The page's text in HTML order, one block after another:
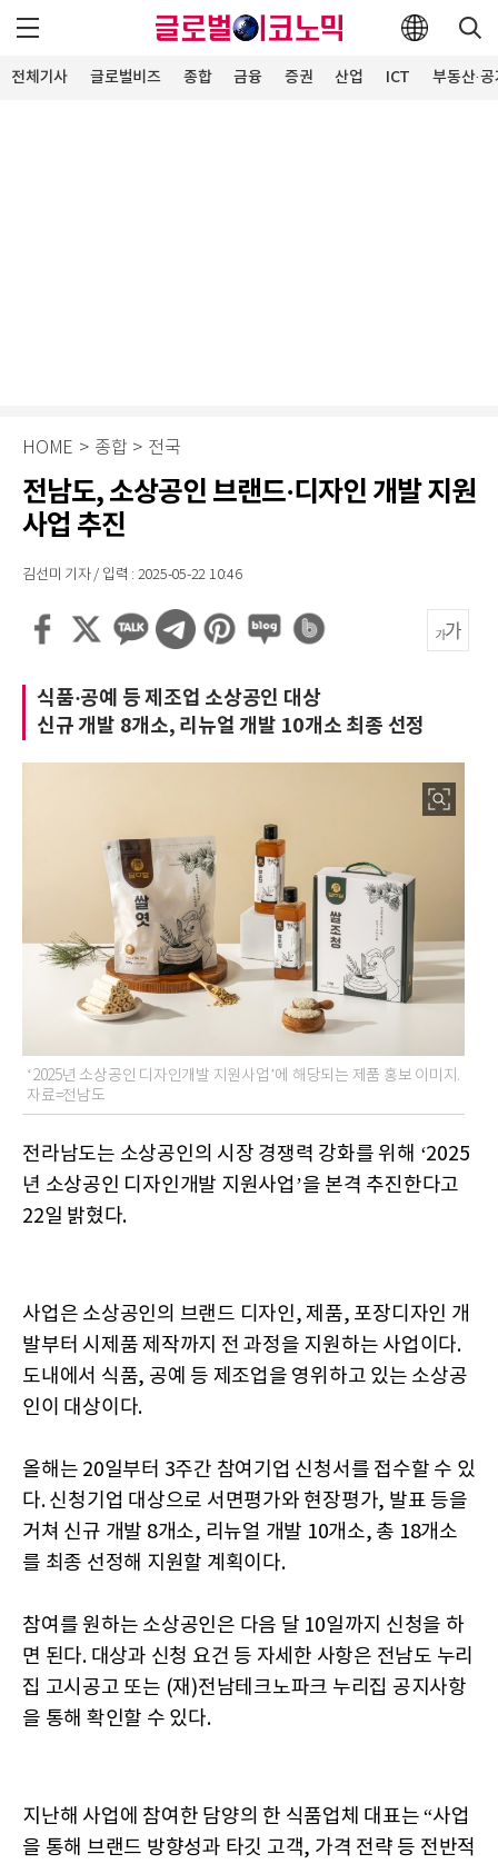
전체기사 글로벌비즈 종합 금융 증권 산업 ICT 부동산·
HOME > 종합 > 전국
전남도, 소상공인 브랜드·디자인 개발 지원
사업 추진
김선미 기자 / 입력 : 2025-05-22 10:46
식품·공예 등 제조업 소상공인 대상
신규 개발 8개소, 리뉴얼 개발 10개소 최종 선정
‘2025년 소상공인 디자인개발 지원사업’에 해당되는 제품 홍보 이미지.
자료=전남도
전라남도는 소상공인의 시장 경쟁력 강화를 위해 ‘2025
년 소상공인 디자인개발 지원사업’을 본격 추진한다고
22일 밝혔다.
사업은 소상공인의 브랜드 디자인, 제품, 포장디자인 개
발부터 시제품 제작까지 전 과정을 지원하는 사업이다.
도내에서 식품, 공예 등 제조업을 영위하고 있는 소상공
인이 대상이다.
올해는 20일부터 3주간 참여기업 신청서를 접수할 수 있
다. 신청기업 대상으로 서면평가와 현장평가, 발표 등을
거쳐 신규 개발 8개소, 리뉴얼 개발 10개소, 총 18개소
를 최종 선정해 지원할 계획이다.
참여를 원하는 소상공인은 다음 달 10일까지 신청을 하
면 된다. 대상과 신청 요건 등 자세한 사항은 전남도 누리
집 고시공고 또는 (재)전남테크노파크 누리집 공지사항
을 통해 확인할 수 있다.
지난해 사업에 참여한 담양의 한 식품업체 대표는 “사업
을 통해 브랜드 방향성과 타깃 고객, 가격 전략 등 전반적